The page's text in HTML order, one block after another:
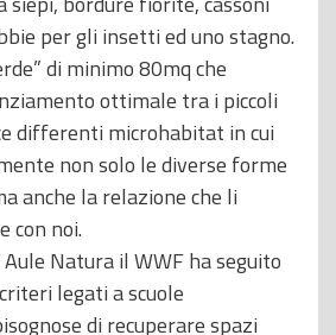
per gli insetti ed uno stagno.
di minimo 80mq che
ottimale tra i piccoli
differenti microhabitat in cui
non solo le diverse forme
anche la relazione che li
con noi.
Natura il WWF ha seguito
legati a scuole
di recuperare spazi